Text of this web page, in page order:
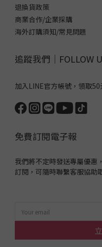
退換貨政策
商業合作/企業採購
海外訂購須知/常見問題
追蹤我們｜FOLLOW
加入LINE官方帳號，領取50
免費訂閱電子報
我們將不定時發送專屬優
訂閱，可隨時聯繫客服協助